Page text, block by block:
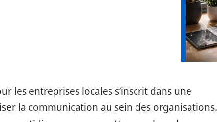
les entreprises locales s’inscrit dans une
la communication au sein des organisations.